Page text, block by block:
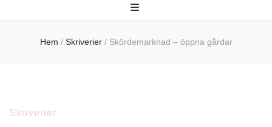
Hem / Skriverier / Skördemarknad – öppna gårdar
Skriverier